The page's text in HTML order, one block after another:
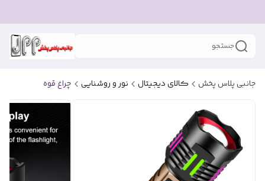
جستجو
جانبی پلاس پخش کالای دیجیتال نور و روشنایی چراغ قوه